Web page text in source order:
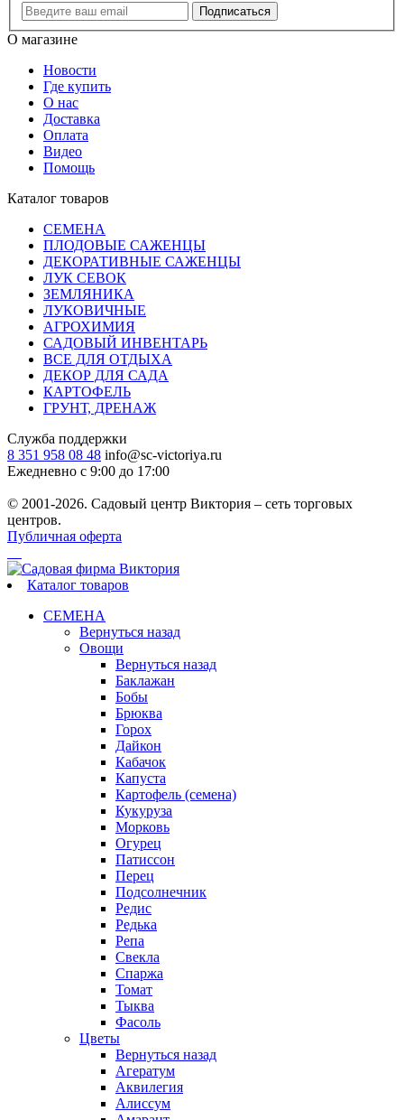
Подписаться
О магазине
Новости
Где купить
О нас
Доставка
Оплата
Видео
Помощь
Каталог товаров
СЕМЕНА
ПЛОДОВЫЕ САЖЕНЦЫ
ДЕКОРАТИВНЫЕ САЖЕНЦЫ
ЛУК СЕВОК
ЗЕМЛЯНИКА
ЛУКОВИЧНЫЕ
АГРОХИМИЯ
САДОВЫЙ ИНВЕНТАРЬ
ВСЕ ДЛЯ ОТДЫХА
ДЕКОР ДЛЯ САДА
КАРТОФЕЛЬ
ГРУНТ, ДРЕНАЖ
Служба поддержки
8 351 958 08 48 info@sc-victoriya.ru
Ежедневно с 9:00 до 17:00
© 2001-2026. Садовый центр Виктория – сеть торговых
центров.
Публичная оферта
Каталог товаров
СЕМЕНА
Вернуться назад
Овощи
Вернуться назад
Баклажан
Бобы
Брюква
Горох
Дайкон
Кабачок
Капуста
Картофель (семена)
Кукуруза
Морковь
Огурец
Патиссон
Перец
Подсолнечник
Редис
Редька
Репа
Свекла
Спаржа
Томат
Тыква
Фасоль
Цветы
Вернуться назад
Агератум
Аквилегия
Алиссум